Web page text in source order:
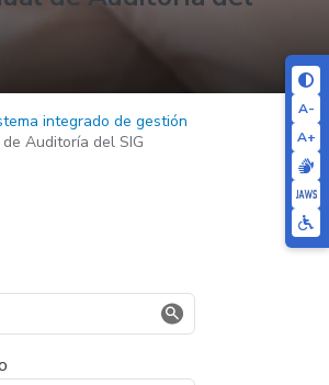
A-
A+
integrado de gestión
Auditoría del SIG